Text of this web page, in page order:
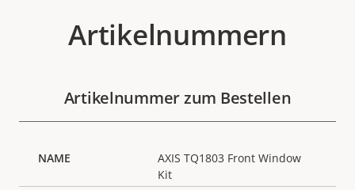
Artikelnummern
Artikelnummer zum Bestellen
AXIS TQ1803 Front Window
Kit